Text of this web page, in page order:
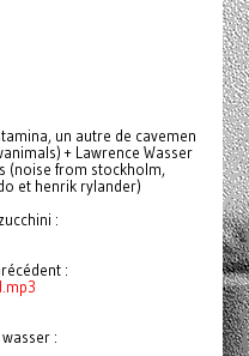
un autre de cavemen
+ Lawrence Wasser
(noise from stockholm,
et henrik rylander)
:
:
: